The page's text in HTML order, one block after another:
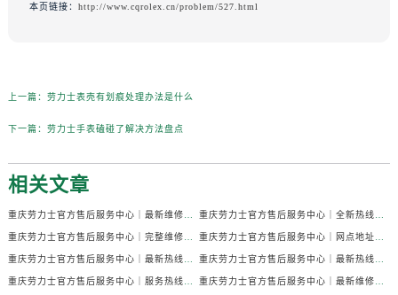
本页链接： http://www.cqrolex.cn/problem/527.html
上一篇： 劳力士表壳有划痕处理办法是什么
下一篇： 劳力士手表磕碰了解决方法盘点
相关文章